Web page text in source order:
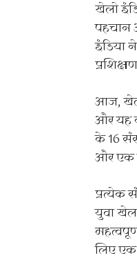
खेलो
पहचान
इंडिया
आज,
और यह
के 16
और एक
प्रत्येक
युवा खेल
लिए एक